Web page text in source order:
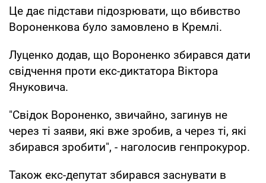
Це дає підстави підозрювати, що вбивство
Вороненкова було замовлено в Кремлі.
Луценко додав, що Вороненко збирався дати
свідчення проти екс-диктатора Віктора
Януковича.
"Свідок Вороненко, звичайно, загинув не
через ті заяви, які вже зробив, а через ті, які
збирався зробити", - наголосив генпрокурор.
Також екс-депутат збирався заснувати в